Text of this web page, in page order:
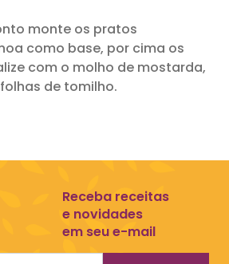
monte os pratos
como base, por cima os
com o molho de mostarda,
de tomilho.
Receba receitas
e novidades
em seu e-mail